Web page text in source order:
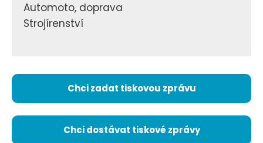
Automoto, doprava
Strojírenství
Chci zadat tiskovou zprávu
Chci dostávat tiskové zprávy